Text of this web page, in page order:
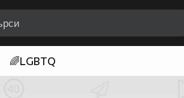
🌈LGBTQ